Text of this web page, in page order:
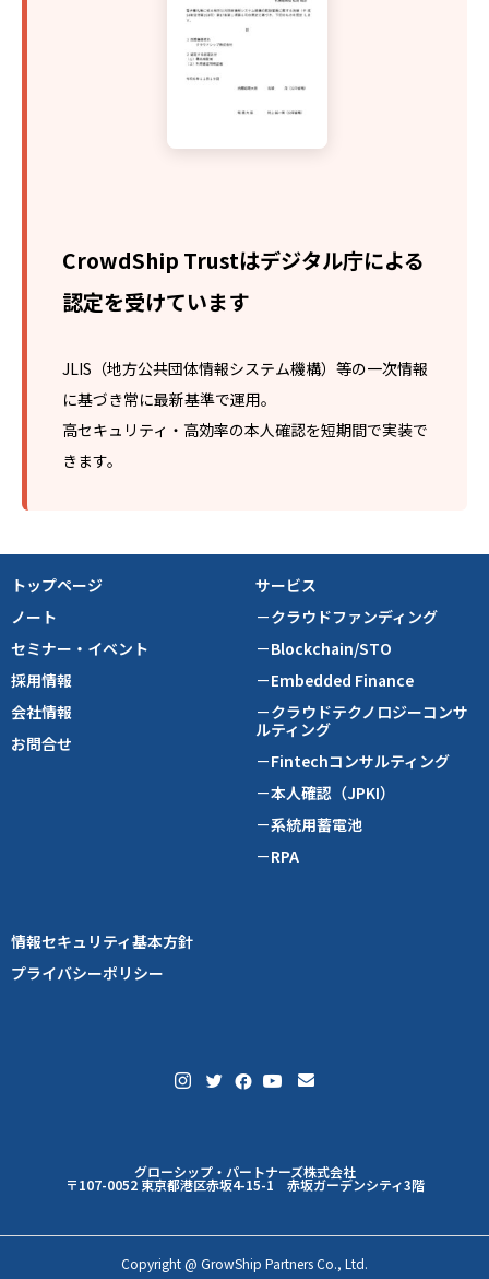
CrowdShip Trustはデジタル庁による
認定を受けています
JLIS（地方公共団体情報システム機構）等の一次情報
に基づき常に最新基準で運用。
高セキュリティ・高効率の本人確認を短期間で実装で
きます。
トップページ
ノート
セミナー・イベント
採用情報
会社情報
お問合せ
サービス
－クラウドファンディング
－Blockchain/STO
－Embedded Finance
－クラウドテクノロジーコンサ
ルティング
－Fintechコンサルティング
－本人確認（JPKI）
－系統用蓄電池
－RPA
情報セキュリティ基本方針
プライバシーポリシー
グローシップ・パートナーズ株式会社
〒107-0052 東京都港区赤坂4-15-1 赤坂ガーデンシティ3階
Copyright @ GrowShip Partners Co., Ltd.